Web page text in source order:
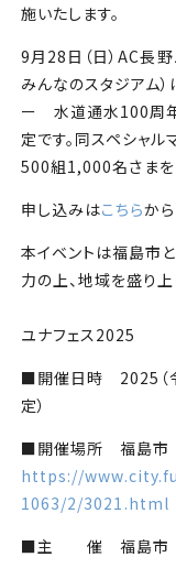
施いたします。
9月28日（日）AC長
みんなのスタジアム）
ー 水道通水100周年
定です。 同スペシャル
500組1,000名さまを
申し込みはこちらから
本イベントは福島市
力の上、地域を盛り上
ユナフェス2025
■開催日時 2025（
定）
■開催場所福島
https://
1063/2/3021.html
■主 催福島市